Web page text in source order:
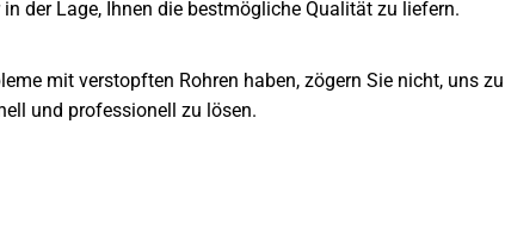
der Lage, Ihnen die bestmögliche Qualität zu liefern.
mit verstopften Rohren haben, zögern Sie nicht, uns
und professionell zu lösen.